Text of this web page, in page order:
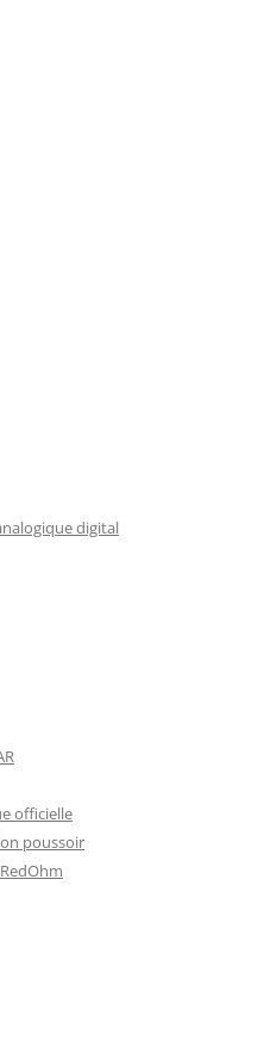
digital
officielle
poussoir